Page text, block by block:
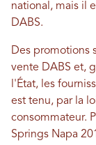
national, mais il
DABS.
Des promotions
vente DABS et,
l'État, les
est tenu, par la
consommateur.
Springs Napa